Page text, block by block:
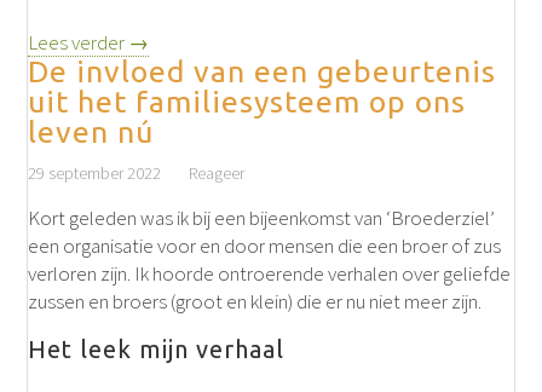
Lees verder →
De invloed van een gebeurtenis
uit het familiesysteem op ons
leven nú
29 september 2022 Reageer
Kort geleden was ik bij een bijeenkomst van ‘Broederziel’
een organisatie voor en door mensen die een broer of zus
verloren zijn. Ik hoorde ontroerende verhalen over geliefde
zussen en broers (groot en klein) die er nu niet meer zijn.
Het leek mijn verhaal